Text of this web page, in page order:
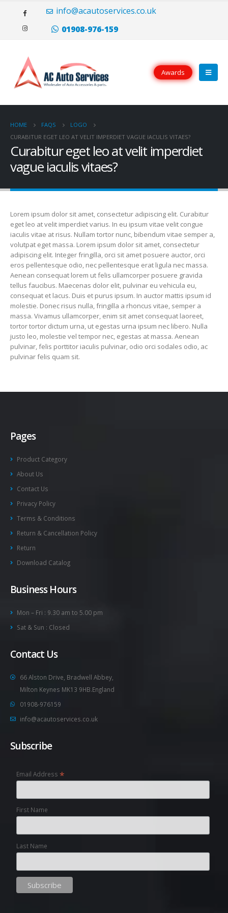
(20.000 CHF) che in acciaio inossidabile (10.500 CHF), con opzioni di
quadrante argentato o nero.replica rolex
e i numeri applicati che sei abituato a vedere dalla famiglia portoghese.
info@acautoservices.co.uk
01908-976-159
Awards
HOME FAQS
LOGO
CURABITUR EGET LEO AT VELIT IMPERDIET VAGUE IACULIS VITAES?
Curabitur eget leo at velit imperdiet
vague iaculis vitaes?
Lorem ipsum dolor sit amet, consectetur adipiscing elit. Curabitur
eget leo at velit imperdiet varius. In eu ipsum vitae velit congue
iaculis vitae at risus. Nullam tortor nunc, bibendum vitae semper a,
volutpat eget massa. Lorem ipsum dolor sit amet, consectetur
adipiscing elit. Integer fringilla, orci sit amet posuere auctor, orci
eros pellentesque odio, nec pellentesque erat ligula nec massa.
Aenean consequat lorem ut felis ullamcorper posuere gravida
tellus faucibus. Maecenas dolor elit, pulvinar eu vehicula eu,
consequat et lacus. Duis et purus ipsum. In auctor mattis ipsum id
molestie. Donec risus nulla, fringilla a rhoncus vitae, semper a
massa. Vivamus ullamcorper, enim sit amet consequat laoreet,
tortor tortor dictum urna, ut egestas urna ipsum nec libero. Nulla
justo leo, molestie vel tempor nec, egestas at massa. Aenean
pulvinar, felis porttitor iaculis pulvinar, odio orci sodales odio, ac
pulvinar felis quam sit.
Pages
Product Category
About Us
Contact Us
Privacy Policy
Terms & Conditions
Return & Cancellation Policy
Return
Download Catalog
Business Hours
Mon – Fri : 9.30 am to 5.00 pm
Sat & Sun : Closed
Contact Us
66 Alston Drive, Bradwell Abbey,
Milton Keynes MK13 9HB.England
01908-976159
info@acautoservices.co.uk
Subscribe
Email Address*
First Name
Last Name